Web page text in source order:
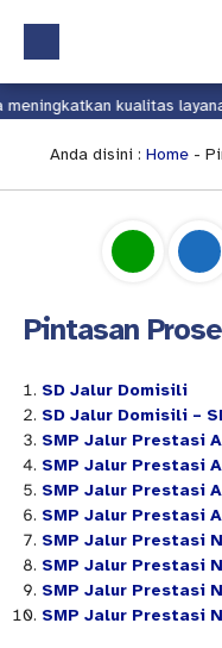
Beranda
Profil
Kalender Akademik
Download
UKS
Lapor
kualitas
Anda disini : Home-
Pintasan
SD Jalur Domisili
SD Jalur Domisili –
SMP Jalur Prestasi
SMP Jalur Prestasi
SMP Jalur Prestasi
SMP Jalur Prestasi
SMP Jalur Prestasi
SMP Jalur Prestasi
SMP Jalur Prestasi
SMP Jalur Prestasi